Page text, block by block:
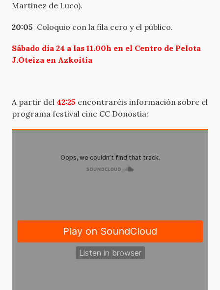
Martinez de Luco).
20:05 Coloquio con la fila cero y el público.
Sábado dia 24 a las 11.00h en el Centro de Pelota
J.Oteiza en Azkoitia
A partir del 42:25 encontraréis información sobre el
programa festival cine CC Donostia: